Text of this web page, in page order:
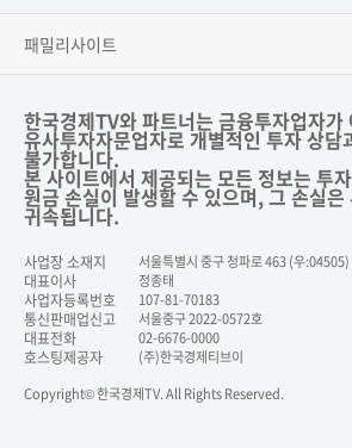
패밀리사이트
한국경제TV와 파트너는 금융투자업자가
유사투자자문업자로 개별적인 투자 상담
불가합니다.
본 사이트에서 제공되는 모든 정보는 투
원금 손실이 발생할 수 있으며, 그 손실은
귀속됩니다.
사업장 소재지 서울특별시 중구 청파로 463 (우
대표이사 정종태
사업자등록번호 107-81-70183
통신판매업신고 서울중구 2022-0572호
대표전화 02-6676-0000
호스팅제공자
(주)한국경제티브이
Copyright© 한국경제TV. All Rights Reserved.